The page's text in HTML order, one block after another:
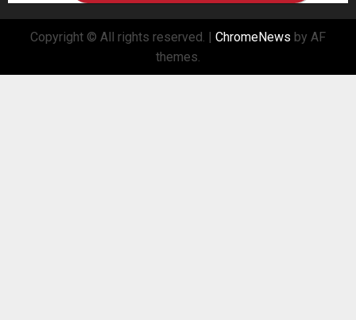
Copyright © All rights reserved. | ChromeNews by AF
themes.